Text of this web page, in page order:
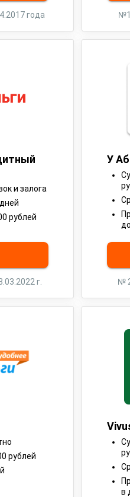
года
и залога
рублей
г.
У
№
рублей
в